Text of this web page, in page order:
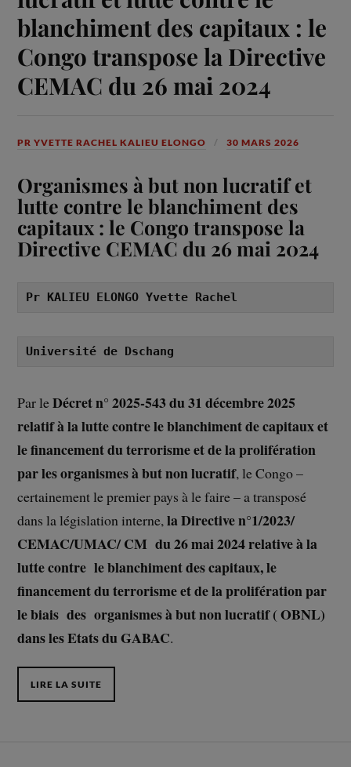
blanchiment des capitaux : le
Congo transpose la Directive
CEMAC du 26 mai 2024
PR YVETTE RACHEL KALIEU ELONGO 30 MARS 2026
Organismes à but non lucratif et
lutte contre le blanchiment des
capitaux : le Congo transpose la
Directive CEMAC du 26 mai 2024
Pr KALIEU ELONGO Yvette Rachel
Université de Dschang
Par leDécret n° 2025-543 du 31 décembre 2025
relatif à la lutte contre le blanchiment de capitaux et
le financement du terrorisme et de la prolifération
par les organismes à but non lucratif, le Congo –
certainement le premier pays à le faire – a transposé
dans la législation interne,la Directive n°1/2023/
CEMAC/UMAC/ CM du 26 mai 2024 relative à la
lutte contre le blanchiment des capitaux, le
financement du terrorisme et de la prolifération par
le biais des organismes à but non lucratif ( OBNL)
dans les Etats du GABAC.
LIRE LA SUITE